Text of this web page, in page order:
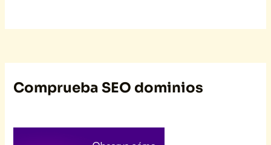
Comprueba SEO dominios